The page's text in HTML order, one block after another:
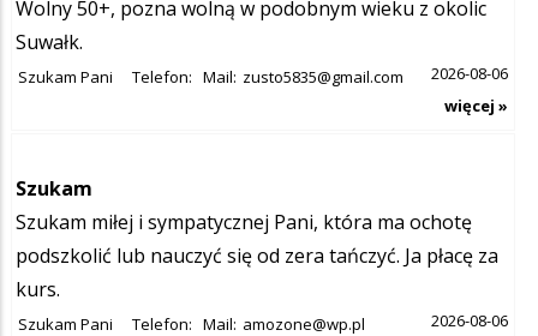
Wolny 50+, pozna wolną w podobnym wieku z okolic
Suwałk.
Szukam Pani Telefon: Mail: zusto5835@gmail.com
2026-08-06
więcej »
Szukam
Szukam miłej i sympatycznej Pani, która ma ochotę
podszkolić lub nauczyć się od zera tańczyć. Ja płacę za
kurs.
Szukam Pani Telefon: Mail: amozone@wp.pl
2026-08-06